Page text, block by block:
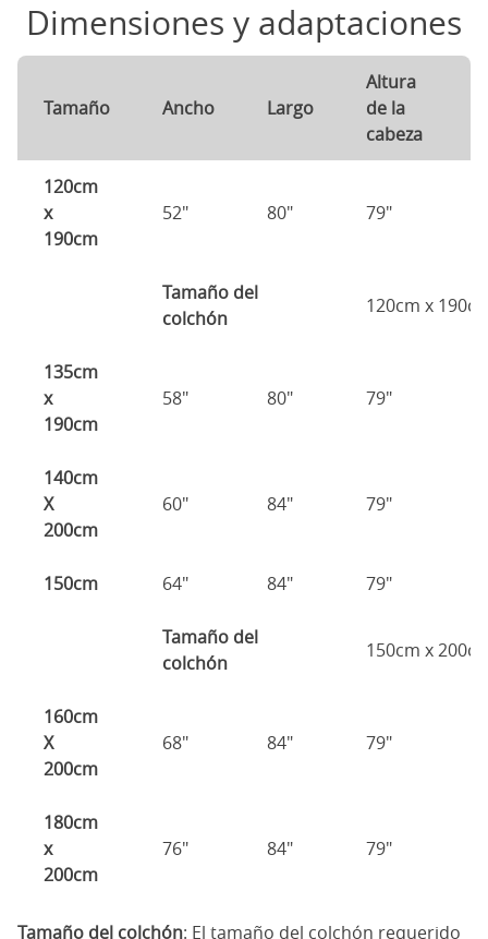
Dimensiones y adaptaciones
Tamaño Ancho Largo
Altura
de la
cabeza
120cm
x
190cm
52" 80" 79"
Tamaño del
colchón
120cm x
135cm
x
190cm
58" 80" 79"
140cm
X
200cm
60" 84" 79"
150cm 64" 84" 79"
Tamaño del
colchón
150cm x
160cm
X
200cm
68" 84" 79"
180cm
x
200cm
76" 84" 79"
Tamaño del colchón: El tamaño del colchón requerido